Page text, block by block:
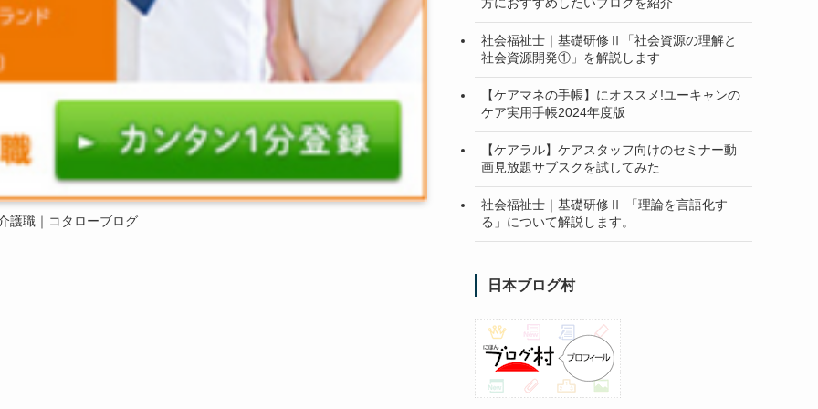
護職｜コタローブログ
社会福祉士｜基礎研修Ⅱ「社会資源の理解と
社会資源開発①」を解説します
【ケアマネの手帳】にオススメ!ユーキャンの
ケア実用手帳2024年度版
【ケアラル】ケアスタッフ向けのセミナー動
画見放題サブスクを試してみた
社会福祉士｜基礎研修Ⅱ 「理論を言語化す
る」について解説します。
日本ブログ村